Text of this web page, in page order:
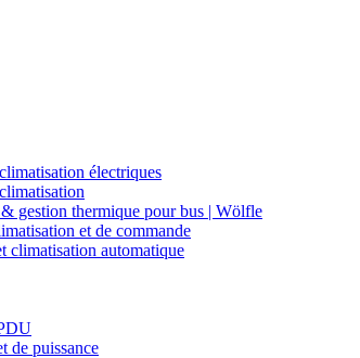
électriques
gestion thermique pour bus | Wölfle
et de commande
climatisation automatique
de puissance